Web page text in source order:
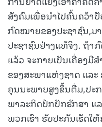
ສັງຄົມເພື່ອນຳໄປຄົ້ນຄວ້າ
ກົດໝາຍຂອງປະຊາຊົນ,ມ
ປະຊາຊົນຢ່າງແທ້ຈິງ. ຖ້າ
ແລ້ວ ຈະກາຍເປັນເຄື່ອງ
ຂອງສະພາແຫ່ງຊາດ ແລ
ຄຸນນະພາບສູງຂຶ້ນຕື່ມ,ປະ
ພາລະກິດປົກປັກຮັກສາ ແ
ພວກເຮົາ ຮັບປະກັນເຮັດ